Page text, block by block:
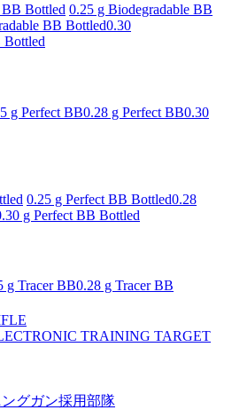
BB Bottled 0.25 g Biodegradable BB
BB Bottled0.30
Bottled
g Perfect BB0.28 g Perfect BB0.30
0.25 g Perfect BB Bottled0.28
g Perfect BB Bottled
g Tracer BB0.28 g Tracer BB
TRAINING TARGET
グガン採用部隊